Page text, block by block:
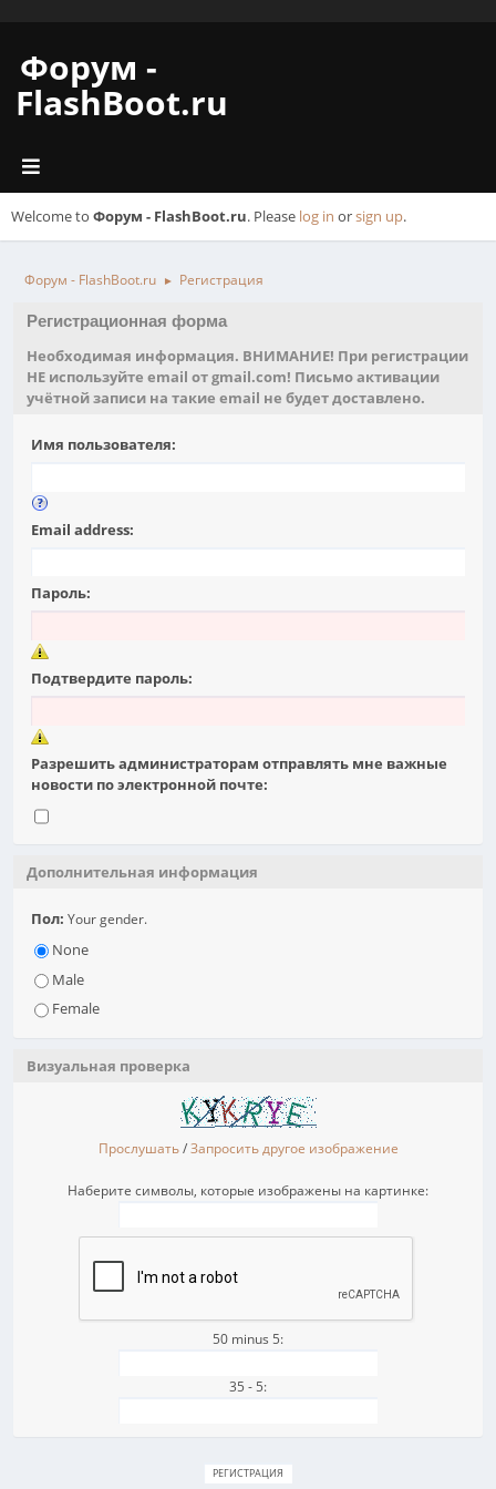
Форум -
FlashBoot.ru
Welcome to Форум - FlashBoot.ru. Please log in orsign up.
Форум - FlashBoot.ru ► Регистрация
Регистрационная форма
Необходимая информация. ВНИМАНИЕ! При регистрации
НЕ используйте email от gmail.com! Письмо активации
учётной записи на такие email не будет доставлено.
Имя пользователя:
Email address:
Пароль:
Подтвердите пароль:
Разрешить администраторам отправлять мне важные
новости по электронной почте:
Дополнительная информация
Пол: Your gender.
None
Male
Female
Визуальная проверка
Прослушать/Запросить другое изображение
Наберите символы, которые изображены на картинке:
50 minus 5:
35 - 5: